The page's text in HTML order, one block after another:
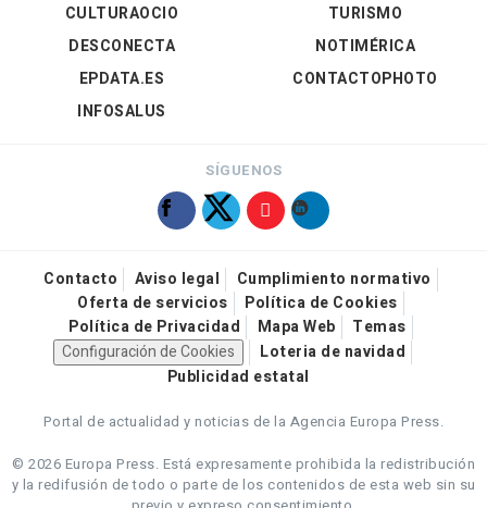
CULTURAOCIO
DESCONECTA
EPDATA.ES
INFOSALUS
TURISMO
NOTIMÉRICA
CONTACTOPHOTO
SÍGUENOS
Contacto Aviso legal
Cumplimiento normativo
Oferta de servicios
Política de Cookies
Política de Privacidad
Mapa Web
Temas
Configuración de Cookies
Loteria de navidad
Publicidad estatal
Portal de actualidad y noticias de la Agencia Europa Press.
© 2026 Europa Press. Está expresamente prohibida la redistribución
y la redifusión de todo o parte de los contenidos de esta web sin su